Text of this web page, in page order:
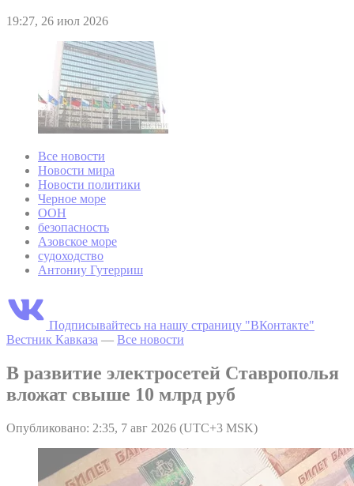
19:27, 26 июл 2026
Все новости
Новости мира
Новости политики
Черное море
ООН
безопасность
Азовское море
судоходство
Антониу Гутерриш
Подписывайтесь на нашу страницу "ВКонтакте"
Вестник Кавказа — Все новости
В развитие электросетей Ставрополья
вложат свыше 10 млрд руб
Опубликовано: 2:35, 7 авг 2026 (UTC+3 MSK)